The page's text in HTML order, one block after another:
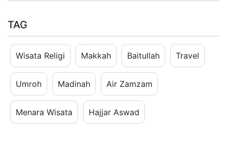
TAG
Wisata Religi Makkah Baitullah Travel
Umroh Madinah Air Zamzam
Menara Wisata Hajjar Aswad